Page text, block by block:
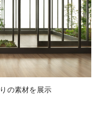
の素材を展示